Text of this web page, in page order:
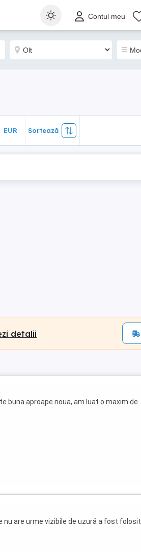
Contul meu
Sortează
EUR Sortează
detalii
buna aproape noua, am luat o maxim de
nu are urme vizibile de uzură a fost folosit